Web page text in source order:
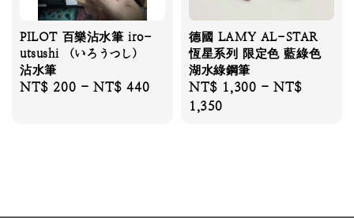
PILOT 百樂沾水筆 iro-
utsushi （いろうつし）
沾水筆
Regular
NT$ 200 -NT$ 440
德國 LAMY AL-STAR
恆星系列 限定色 藍綠色
湖水綠鋼筆
Regular
price
NT$ 1,300 -NT$
1,350